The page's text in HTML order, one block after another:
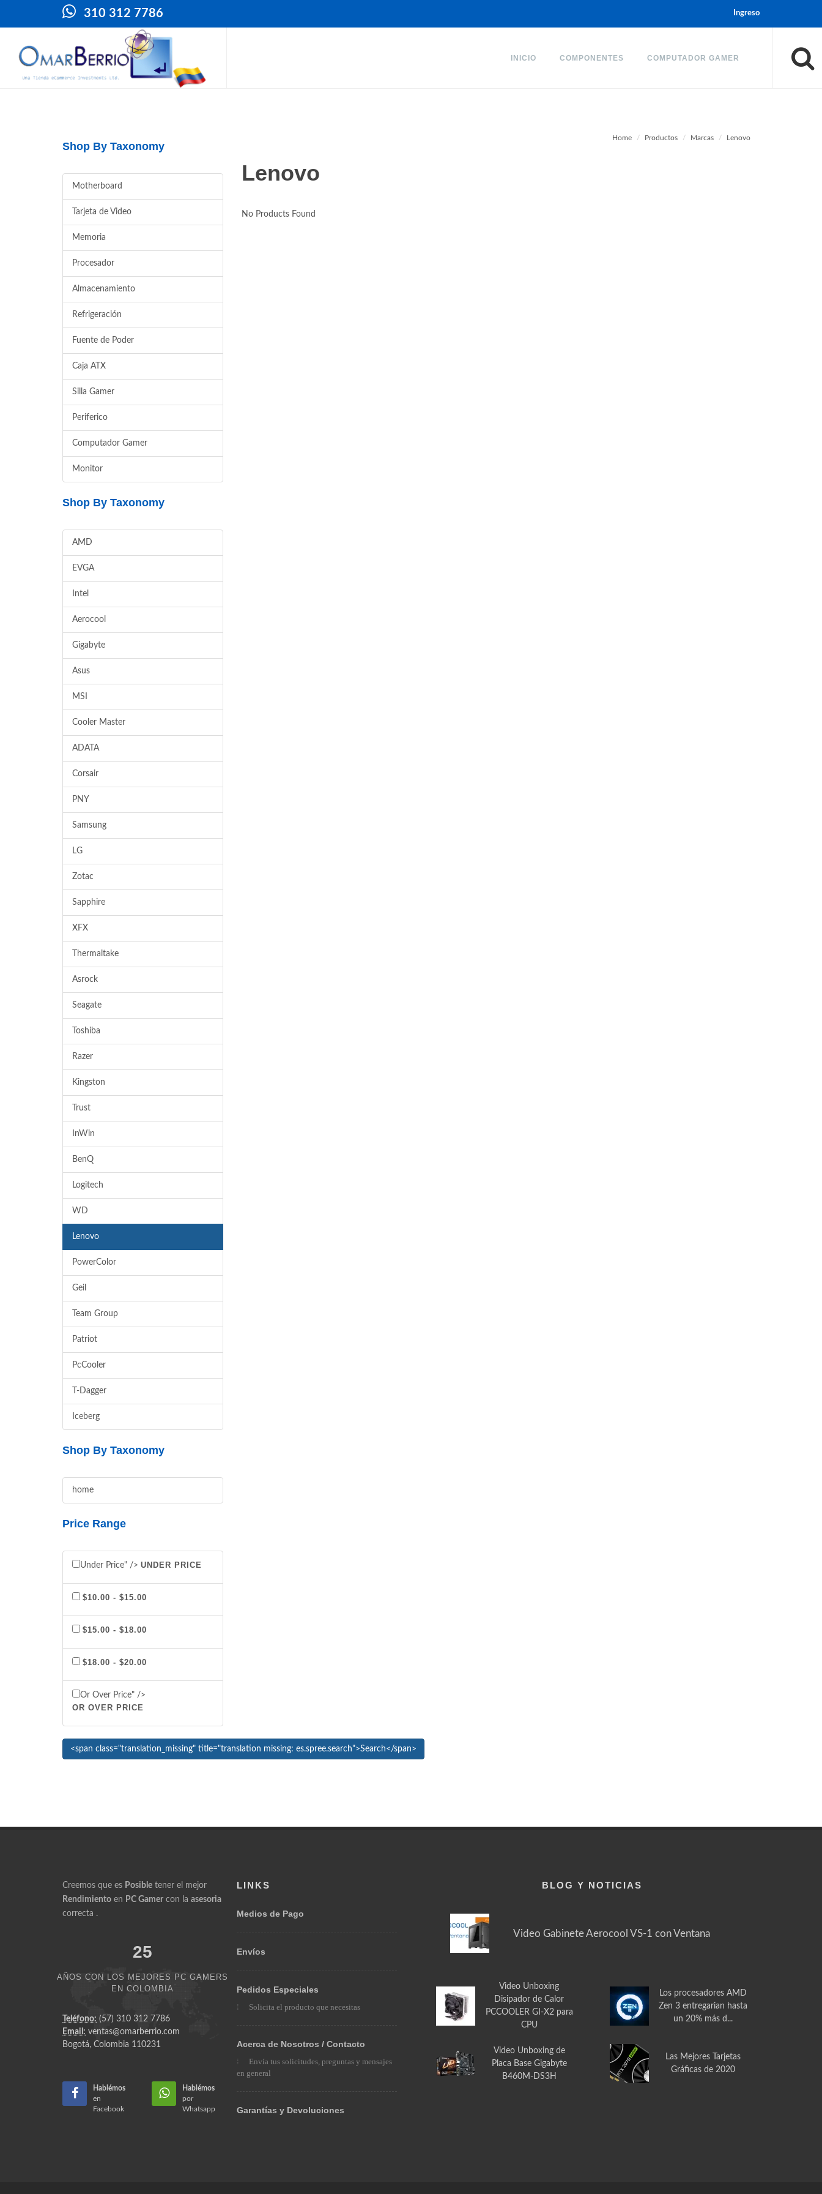
310 312 7786 Ingreso
INICIO COMPONENTES COMPUTADOR GAMER
Home Productos Marcas Lenovo
Shop By Taxonomy
Motherboard
Tarjeta de Video
Memoria
Procesador
Almacenamiento
Refrigeración
Fuente de Poder
Caja ATX
Silla Gamer
Periferico
Computador Gamer
Monitor
Shop By Taxonomy
AMD
EVGA
Intel
Aerocool
Gigabyte
Asus
MSI
Cooler Master
ADATA
Corsair
PNY
Samsung
LG
Zotac
Sapphire
XFX
Thermaltake
Asrock
Seagate
Toshiba
Razer
Kingston
Trust
InWin
BenQ
Logitech
WD
Lenovo
PowerColor
Geil
Team Group
Patriot
PcCooler
T-Dagger
Iceberg
Shop By Taxonomy
home
Price Range
Under Price" /> UNDER PRICE
$10.00 - $15.00
$15.00 - $18.00
$18.00 - $20.00
Or Over Price" />
OR OVER PRICE
Lenovo
No Products Found
Creemos que es Posible tener el mejor
Rendimiento en PC Gamer con la asesoria
correcta .
25
AÑOS CON LOS MEJORES PC GAMERS
EN COLOMBIA
Teléfono: (57) 310 312 7786
Email: ventas@omarberrio.com
Bogotá, Colombia 110231
Hablémos
en
Facebook
Hablémos
por
Whatsapp
LINKS
Medios de Pago
Envíos
Pedidos Especiales
Solicita el producto que necesitas
Acerca de Nosotros / Contacto
Envía tus solicitudes, preguntas y mensajes
en general
Garantías y Devoluciones
BLOG Y NOTICIAS
Video Gabinete Aerocool VS-1 con Ventana
Video Unboxing
Disipador de Calor
PCCOOLER GI-X2 para
CPU
Los procesadores AMD
Zen 3 entregarian hasta
un 20% más d...
Video Unboxing de
Placa Base Gigabyte
B460M-DS3H
Las Mejores Tarjetas
Gráficas de 2020